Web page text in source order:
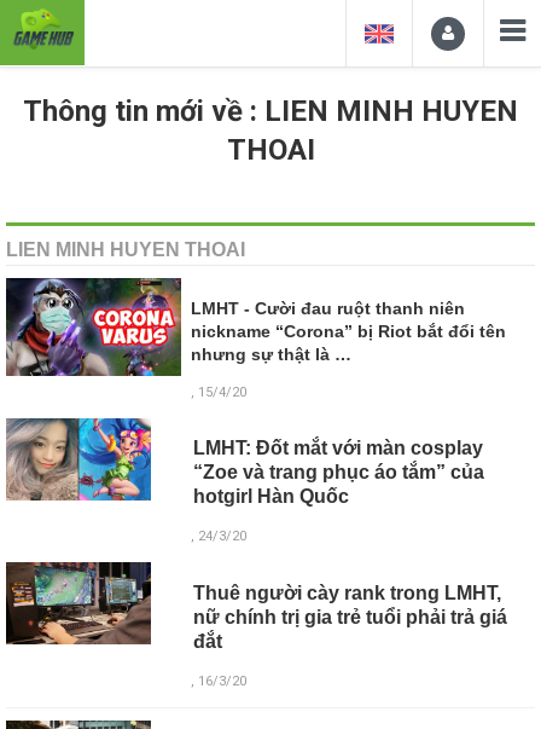
Thông tin mới về : LIEN MINH HUYEN
THOAI
LIEN MINH HUYEN THOAI
LMHT - Cười đau ruột thanh niên
nickname “Corona” bị Riot bắt đổi tên
nhưng sự thật là …
, 15/4/20
LMHT: Đốt mắt với màn cosplay
“Zoe và trang phục áo tắm” của
hotgirl Hàn Quốc
, 24/3/20
Thuê người cày rank trong LMHT,
nữ chính trị gia trẻ tuổi phải trả giá
đắt
, 16/3/20